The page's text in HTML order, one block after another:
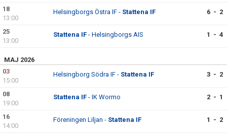
18
13:00
Helsingborgs Östra IF - Stattena IF 6 - 2
25
13:00
Stattena IF - Helsingborgs AIS 1 - 4
MAJ 2026
03
15:00
Helsingborg Södra IF - Stattena IF 3 - 2
08
19:00
Stattena IF - IK Wormo 2 - 1
16
14:00
Föreningen Liljan - Stattena IF 1 - 2